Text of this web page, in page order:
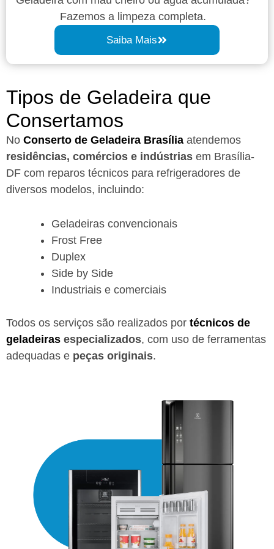
Fazemos a limpeza completa.
Saiba Mais
Tipos de Geladeira que
Consertamos
No Conserto de Geladeira Brasília atendemos
residências, comércios e indústrias em Brasília-
DF com reparos técnicos para refrigeradores de
diversos modelos, incluindo:
Geladeiras convencionais
Frost Free
Duplex
Side by Side
Industriais e comerciais
Todos os serviços são realizados por técnicos de
geladeiras especializados, com uso de ferramentas
adequadas e peças originais.